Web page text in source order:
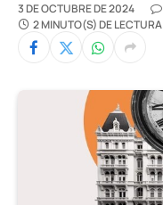
3 DE OCTUBRE DE 2024
2 MINUTO(S) DE LECTURA